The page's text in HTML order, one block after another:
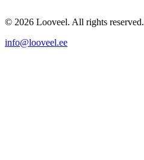
© 2026 Looveel. All rights reserved.
info@looveel.ee